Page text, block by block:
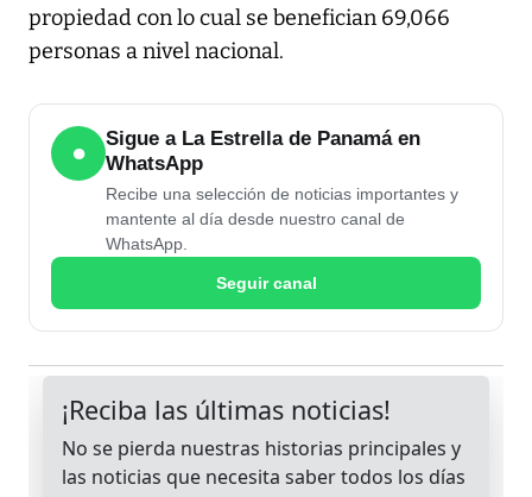
propiedad con lo cual se benefician 69,066
personas a nivel nacional.
●
Sigue a La Estrella de Panamá en
WhatsApp
Recibe una selección de noticias importantes y
mantente al día desde nuestro canal de
WhatsApp.
Seguir canal